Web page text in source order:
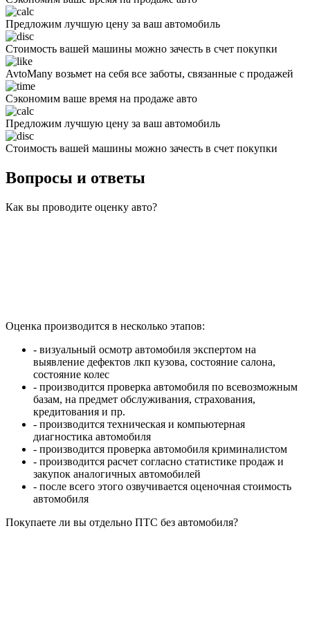
Предложим лучшую цену за ваш автомобиль
Стоимость вашей машины можно зачесть в счет покупки
AvtoMany возьмет на себя все заботы, связанные с продажей
Сэкономим ваше время на продаже авто
Предложим лучшую цену за ваш автомобиль
Стоимость вашей машины можно зачесть в счет покупки
Вопросы и ответы
Как вы проводите оценку авто?
Оценка производится в несколько этапов:
- визуальный осмотр автомобиля экспертом на
выявление дефектов лкп кузова, состояние салона,
состояние колес
- производится проверка автомобиля по всевозможным
базам, на предмет обслуживания, страхования,
кредитования и пр.
- производится техническая и компьютерная
диагностика автомобиля
- производится проверка автомобиля криминалистом
- производится расчет согласно статистике продаж и
закупок аналогичных автомобилей
- после всего этого озвучивается оценочная стоимость
автомобиля
Покупаете ли вы отдельно ПТС без автомобиля?